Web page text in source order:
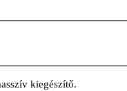
kiegészítő.